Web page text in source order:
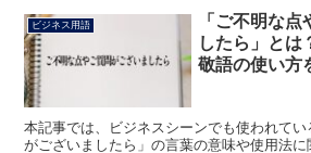
ビジネス用語
「ご不明な
したら」とは
敬語の使い方
本記事では、ビジネスシーンでも使われて
がございましたら」の言葉の意味や使用法に